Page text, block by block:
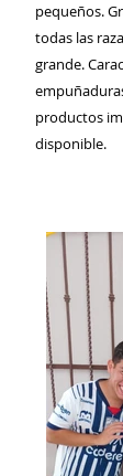
pequeños.
todas las
grande.
productos
disponible.